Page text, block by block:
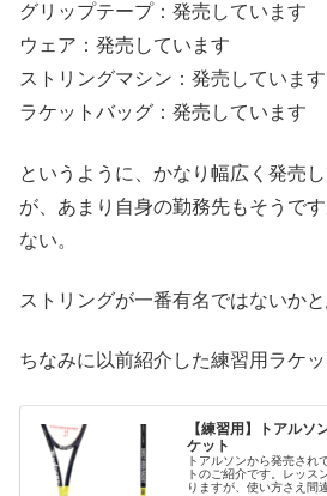
グリップテープ：発売しています
ウェア：発売しています
ストリングマシン：発売しています
ラケットバッグ：発売しています
というように、かなり幅広く発売し
が、あまり自身の勤務先もそうで
ない。
ストリングが一番有名ではないかと
ちなみに以前紹介した練習用ラケ
【練習用】トアルソ
ケット
トアルソンから発売され
トのご紹介です。レッス
りますが、使い方さえ間